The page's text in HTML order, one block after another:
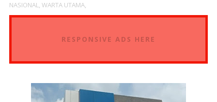
NASIONAL, WARTA UTAMA,
RESPONSIVE ADS HERE